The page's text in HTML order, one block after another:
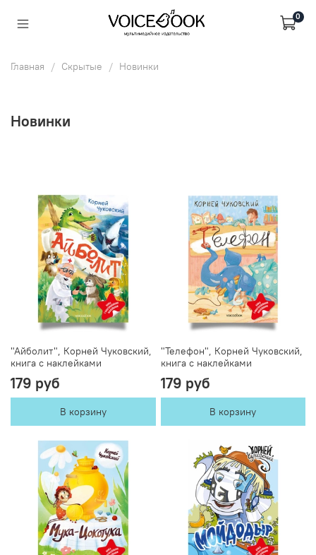
0
Главная Скрытые Новинки
Новинки
"Айболит", Корней Чуковский,
книга с наклейками
179 руб
В корзину
"Телефон", Корней Чуковский,
книга с наклейками
179 руб
В корзину